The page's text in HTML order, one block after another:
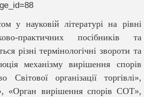
у науковій літературі на рівні
практичних посібників та
різні термінологічні звороти та
механізму вирішення спорів
організації торгівлі»,
«Орган вирішення спорів СОТ»,